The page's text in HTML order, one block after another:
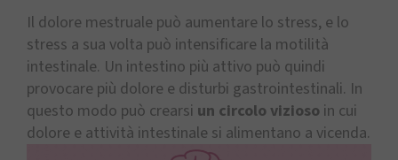
Il dolore mestruale può aumentare lo stress, e lo
stress a sua volta può intensificare la motilità
intestinale. Un intestino più attivo può quindi
provocare più dolore e disturbi gastrointestinali. In
questo modo può crearsi un circolo vizioso in cui
dolore e attività intestinale si alimentano a vicenda.